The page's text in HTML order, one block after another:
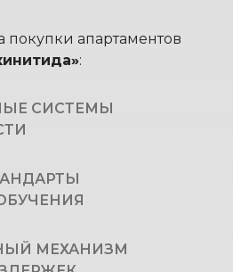
апартаментов
:
СИСТЕМЫ
МЕХАНИЗМ